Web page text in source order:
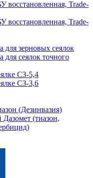
восстановленная, Trade-
восстановленная, Trade-
для зерновых сеялок
для сеялок точного
СЗ-5,4
СЗ-3,6
(Дезинвазия)
(тиазон,